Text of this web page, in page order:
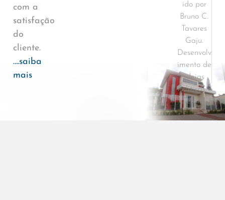
com a
satisfação
do
cliente.
….saiba
mais
ido por
Bruno C.
Tavares
Gaju.
Desenvolv
imento de
ideias
Políticas e
Termos